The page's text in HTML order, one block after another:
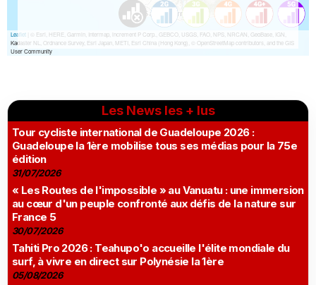
Les News les + lus
Tour cycliste international de Guadeloupe 2026 :
Guadeloupe la 1ère mobilise tous ses médias pour la 75e
édition
31/07/2026
« Les Routes de l'impossible » au Vanuatu : une immersion
au cœur d'un peuple confronté aux défis de la nature sur
France 5
30/07/2026
Tahiti Pro 2026 : Teahupo'o accueille l'élite mondiale du
surf, à vivre en direct sur Polynésie la 1ère
05/08/2026